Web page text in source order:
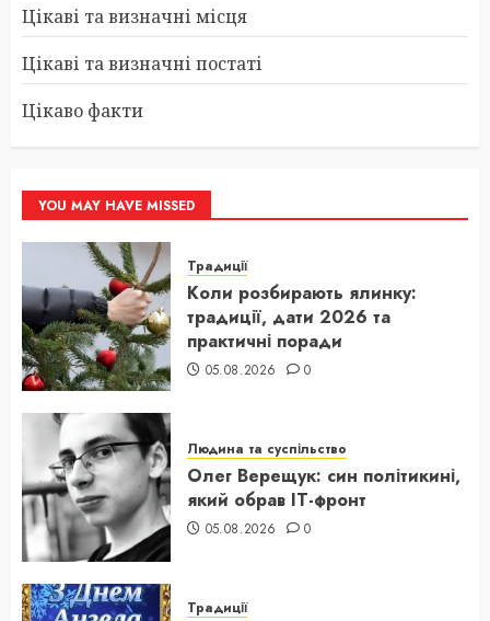
Цікаві та визначні місця
Цікаві та визначні постаті
Цікаво факти
YOU MAY HAVE MISSED
Традиції
Коли розбирають ялинку:
традиції, дати 2026 та
практичні поради
05.08.2026 0
Людина та суспільство
Олег Верещук: син політикині,
який обрав IT-фронт
05.08.2026 0
Традиції